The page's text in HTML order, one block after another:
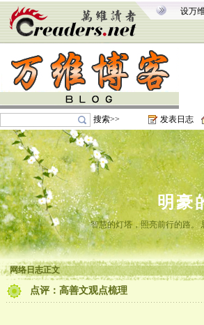
设万
搜索>> 发表日志
明豪
智慧的灯塔，照亮前行的路。
网络日志正文
点评：高善文观点梳理